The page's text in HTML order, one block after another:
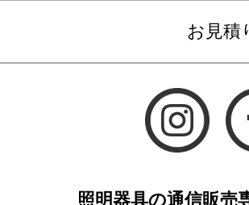
お見積
照明器具の通信販